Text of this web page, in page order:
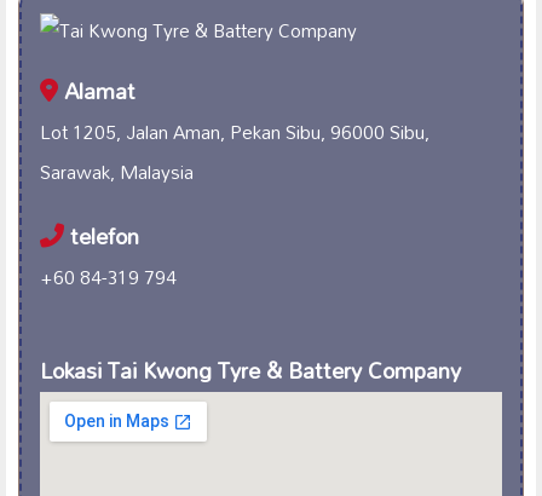
Alamat
Lot 1205, Jalan Aman, Pekan Sibu, 96000 Sibu,
Sarawak, Malaysia
telefon
+60 84-319 794
Lokasi Tai Kwong Tyre & Battery Company